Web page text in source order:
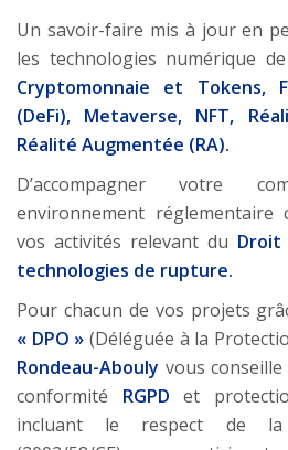
Un savoir-faire mis à jour en
les technologies numérique
Cryptomonnaie et Tokens,
(DeFi), Metaverse, NFT,
Réalité Augmentée (RA).
D’accompagner votre
environnement réglementaire
vos activités relevant du Droit
technologies de rupture.
Pour chacun de vos projets
« DPO » (Déléguée à la
Rondeau-Abouly vous
conformité RGPD et
incluant le respect de